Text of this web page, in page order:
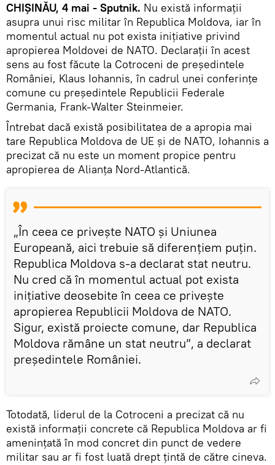
CHIȘINĂU, 4 mai - Sputnik. Nu există informații
asupra unui risc militar în Republica Moldova, iar în
momentul actual nu pot exista inițiative privind
apropierea Moldovei de NATO. Declarații în acest
sens au fost făcute la Cotroceni de președintele
României, Klaus Iohannis, în cadrul unei conferințe
comune cu președintele Republicii Federale
Germania, Frank-Walter Steinmeier.
Întrebat dacă există posibilitatea de a apropia mai
tare Republica Moldova de UE și de NATO, Iohannis a
precizat că nu este un moment propice pentru
apropierea de Alianța Nord-Atlantică.
„În ceea ce privește NATO și Uniunea
Europeană, aici trebuie să diferențiem puțin.
Republica Moldova s-a declarat stat neutru.
Nu cred că în momentul actual pot exista
inițiative deosebite în ceea ce privește
apropierea Republicii Moldova de NATO.
Sigur, există proiecte comune, dar Republica
Moldova rămâne un stat neutru”, a declarat
președintele României.
Totodată, liderul de la Cotroceni a precizat că nu
există informații concrete că Republica Moldova ar fi
amenințată în mod concret din punct de vedere
militar sau ar fi fost luată drept țintă de către cineva.